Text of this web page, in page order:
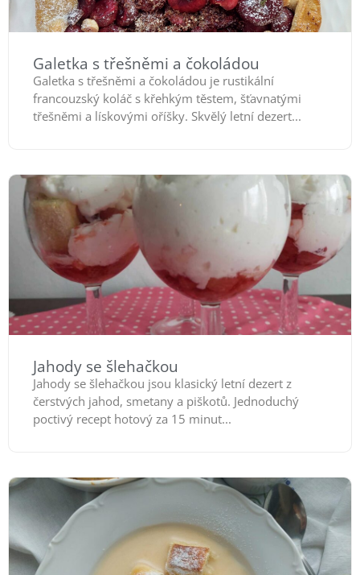
Galetka s třešněmi a čokoládou
Galetka s třešněmi a čokoládou je rustikální
francouzský koláč s křehkým těstem, šťavnatými
třešněmi a lískovými oříšky. Skvělý letní dezert...
Jahody se šlehačkou
Jahody se šlehačkou jsou klasický letní dezert z
čerstvých jahod, smetany a piškotů. Jednoduchý
poctivý recept hotový za 15 minut...